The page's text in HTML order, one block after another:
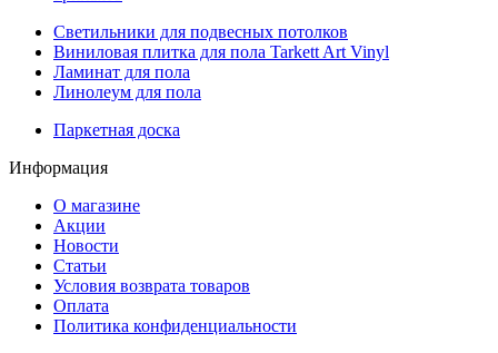
Светильники для подвесных потолков
Виниловая плитка для пола Tarkett Art Vinyl
Ламинат для пола
Линолеум для пола
Паркетная доска
Информация
О магазине
Акции
Новости
Статьи
Условия возврата товаров
Оплата
Политика конфиденциальности